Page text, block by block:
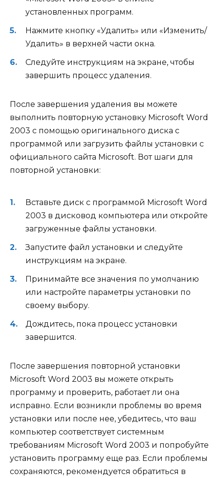
установленных программ.
Нажмите кнопку «Удалить» или «Изменить/
Удалить» в верхней части окна.
Следуйте инструкциям на экране, чтобы
завершить процесс удаления.
После завершения удаления вы можете
выполнить повторную установку Microsoft Word
2003 с помощью оригинального диска с
программой или загрузить файлы установки с
официального сайта Microsoft. Вот шаги для
повторной установки:
Вставьте диск с программой Microsoft Word
2003 в дисковод компьютера или откройте
загруженные файлы установки.
Запустите файл установки и следуйте
инструкциям на экране.
Принимайте все значения по умолчанию
или настройте параметры установки по
своему выбору.
Дождитесь, пока процесс установки
завершится.
После завершения повторной установки
Microsoft Word 2003 вы можете открыть
программу и проверить, работает ли она
исправно. Если возникли проблемы во время
установки или после нее, убедитесь, что ваш
компьютер соответствует системным
требованиям Microsoft Word 2003 и попробуйте
установить программу еще раз. Если проблемы
сохраняются, рекомендуется обратиться в